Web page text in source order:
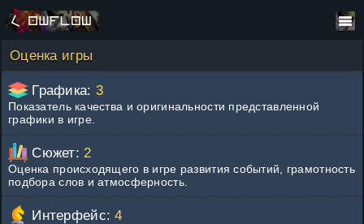
Оценка игры
Графика: 3
Показатель качества и оригинальности представленной
графики в игре.
Сюжет:2
Оценка происходящего в игре развития событий, грамотность
подбора слов и атмосферность.
Интерфейс:4